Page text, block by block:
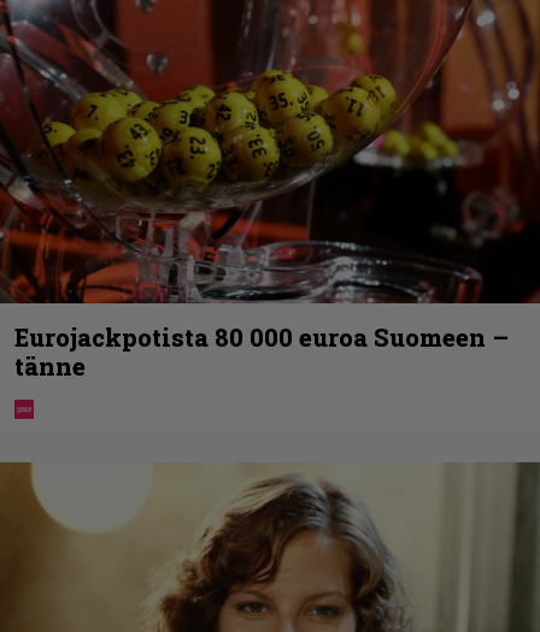
Eurojackpotista 80 000 euroa Suomeen –
tänne